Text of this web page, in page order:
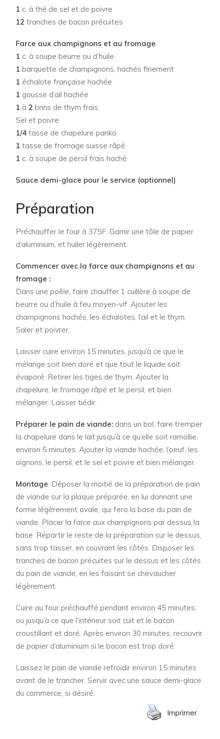
1 c. à thé de sel et de poivre
12 tranches de bacon précuites
Farce aux champignons et au fromage
1 c. à soupe beurre ou d’huile
1 barquette de champignons, hachés finement
1 échalote française hachée
1 gousse d’ail hachée
1 à 2 brins de thym frais
Sel et poivre
1/4 tasse de chapelure panko
1 tasse de fromage suisse râpé
1 c. à soupe de persil frais haché
Sauce demi-glace pour le service (optionnel)
Préparation
Préchauffer le four à 375F. Garnir une tôle de papier
d’aluminium, et huiler légèrement.
Commencer avec la farce aux champignons et au
fromage :
Dans une poêle, faire chauffer 1 cuillère à soupe de
beurre ou d’huile à feu moyen-vif. Ajouter les
champignons hachés, les échalotes, l’ail et le thym.
Saler et poivrer.
Laisser cuire environ 15 minutes, jusqu’à ce que le
mélange soit bien doré et que tout le liquide soit
évaporé. Retirer les tiges de thym. Ajouter la
chapelure, le fromage râpé et le persil, et bien
mélanger. Laisser tiédir.
Préparer le pain de viande: dans un bol, faire tremper
la chapelure dans le lait jusqu’à ce qu’elle soit ramollie,
environ 5 minutes. Ajouter la viande hachée, l’oeuf, les
oignons, le persil, et le sel et poivre et bien mélanger.
Montage: Déposer la moitié de la préparation de pain
de viande sur la plaque préparée, en lui donnant une
forme légèrement ovale, qui fera la base du pain de
viande. Placer la farce aux champignons par dessus la
base. Répartir le reste de la préparation sur le dessus,
sans trop tasser, en couvrant les côtés. Disposer les
tranches de bacon précuites sur le dessus et les côtés
du pain de viande, en les faisant se chevaucher
légèrement.
Cuire au four préchauffé pendant environ 45 minutes,
ou jusqu’à ce que l’intérieur soit cuit et le bacon
croustillant et doré. Après environ 30 minutes, recouvrir
de papier d’aluminium si le bacon est trop doré.
Laissez le pain de viande refroidir environ 15 minutes
avant de le trancher. Servir avec une sauce demi-glace
du commerce, si désiré.
Imprimer